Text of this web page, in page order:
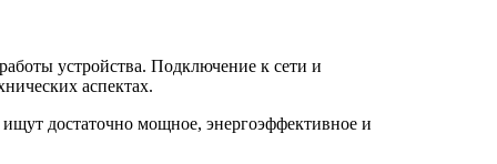
устройства. Подключение к сети и
аспектах.
достаточно мощное, энергоэффективное и